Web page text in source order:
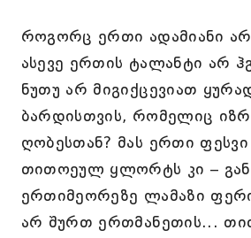
როგორც ერთი ადამიანი არ
ასევე ერთის ტალანტი არ
ნუთუ არ მიგიქცევიათ
ბარდისთვის, რომელიც
ღობესთან? მას ერთი ფესვი
თითოეულ ყლორტს კი –
ერთიმეორეზე ლამაზი
არ შურთ ერთმანეთის...